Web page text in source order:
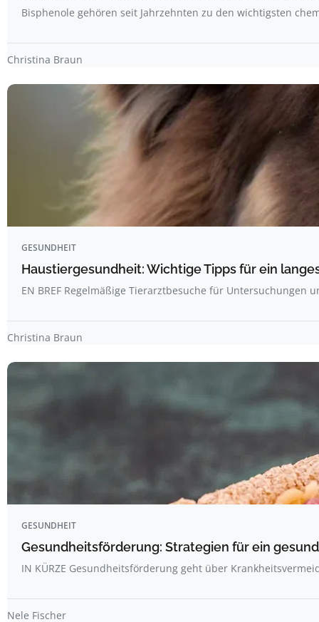
Bisphenole gehören seit Jahrzehnten zu den wichtigsten
Christina Braun
GESUNDHEIT
Haustiergesundheit: Wichtige Tipps für ein
EN BREF Regelmäßige Tierarztbesuche für Untersuchungen
Christina Braun
GESUNDHEIT
Gesundheitsförderung: Strategien für ein
IN KÜRZE Gesundheitsförderung geht über
Nele Fischer